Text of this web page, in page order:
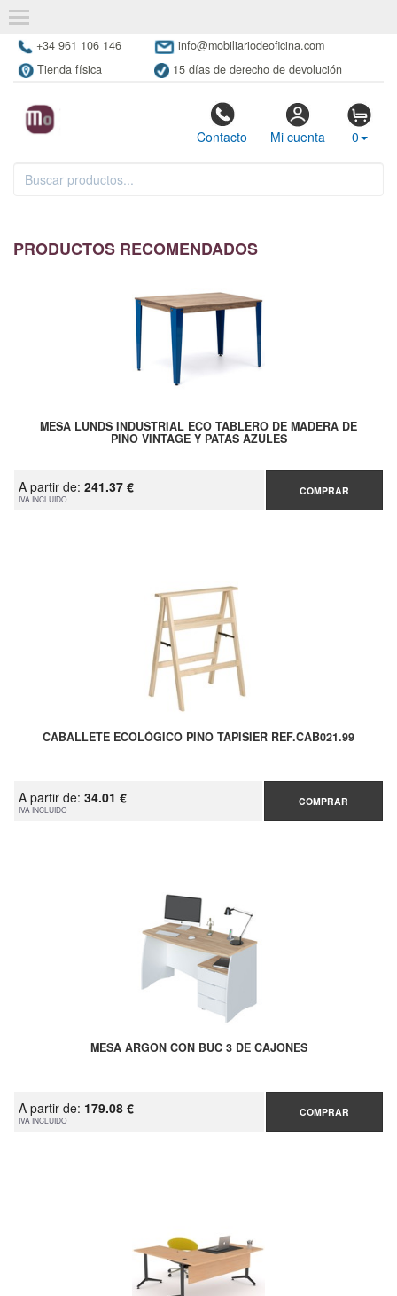
+34 961 106 146
info@mobiliariodeoficina.com
Tienda física
15 días de derecho de devolución
Contacto Mi cuenta 0
PRODUCTOS RECOMENDADOS
MESA LUNDS INDUSTRIAL ECO TABLERO DE MADERA DE
PINO VINTAGE Y PATAS AZULES
A partir de: 241.37 €
IVA INCLUIDO
COMPRAR
CABALLETE ECOLÓGICO PINO TAPISIER REF.CAB021.99
A partir de: 34.01 €
IVA INCLUIDO
COMPRAR
MESA ARGON CON BUC 3 DE CAJONES
A partir de: 179.08 €
IVA INCLUIDO
COMPRAR